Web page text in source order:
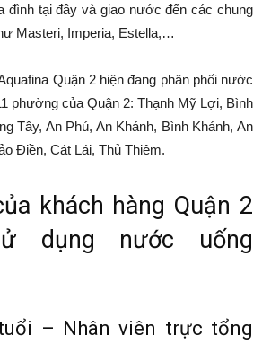
đình tại đây và giao nước đến các chung
Masteri, Imperia, Estella,…
Quận 2 hiện đang phân phối nước
phường của Quận 2: Thạnh Mỹ Lợi, Bình
Tây, An Phú, An Khánh, Bình Khánh, An
Điền, Cát Lái, Thủ Thiêm.
khách hàng Quận 2
dụng nước uống
– Nhân viên trực tổng